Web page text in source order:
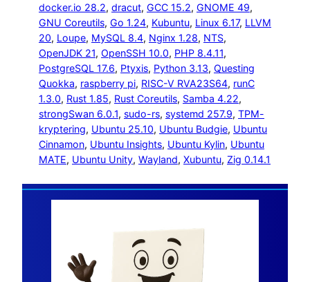
docker.io 28.2, dracut, GCC 15.2, GNOME 49
GNU Coreutils, Go 1.24, Kubuntu, Linux 6.17, LLVM
20, Loupe, MySQL 8.4, Nginx 1.28, NTS
OpenJDK 21, OpenSSH 10.0, PHP 8.4.11
PostgreSQL 17.6, Ptyxis, Python 3.13, Questing
Quokka, raspberry pi, RISC-V RVA23S64, runC
1.3.0, Rust 1.85, Rust Coreutils, Samba 4.22
strongSwan 6.0.1, sudo-rs, systemd 257.9, TPM-
kryptering, Ubuntu 25.10, Ubuntu Budgie, Ubuntu
Cinnamon, Ubuntu Insights, Ubuntu Kylin, Ubuntu
MATE, Ubuntu Unity, Wayland, Xubuntu, Zig 0.14.1